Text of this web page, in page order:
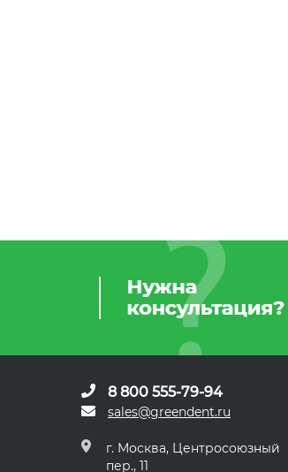
8 800 555-79-94
sales@greendent.ru
г. Москва, Центросоюзный
пер., 11